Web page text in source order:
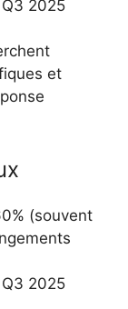
2025
et
(souvent
2025